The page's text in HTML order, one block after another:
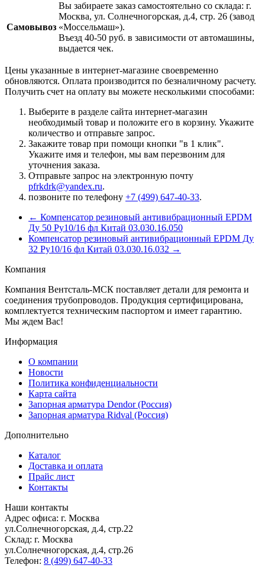
Самовывоз
Вы забираете заказ самостоятельно со склада: г.
Москва, ул. Солнечногорская, д.4, стр. 26 (завод
«Моссельмаш»).
Въезд 40-50 руб. в зависимости от автомашины,
выдается чек.
Цены указанные в интернет-магазине своевременно
обновляются. Оплата производится по безналичному расчету.
Получить счет на оплату вы можете несколькими способами:
Выберите в разделе сайта интернет-магазин
необходимый товар и положите его в корзину. Укажите
количество и отправьте запрос.
Закажите товар при помощи кнопки "в 1 клик".
Укажите имя и телефон, мы вам перезвоним для
уточнения заказа.
Отправьте запрос на электронную почту
pfrkdrk@yandex.ru.
позвоните по телефону +7 (499) 647-40-33.
← Компенсатор резиновый антивибрационный EPDM
Ду 50 Ру10/16 фл Китай 03.030.16.050
Компенсатор резиновый антивибрационный EPDM Ду
32 Ру10/16 фл Китай 03.030.16.032 →
Компания
Компания Вентсталь-МСК поставляет детали для ремонта и
соединения трубопроводов. Продукция сертифицирована,
комплектуется техническим паспортом и имеет гарантию.
Мы ждем Вас!
Информация
О компании
Новости
Политика конфиденциальности
Карта сайта
Запорная арматура Dendor (Россия)
Запорная арматура Ridval (Россия)
Дополнительно
Каталог
Доставка и оплата
Прайс лист
Контакты
Наши контакты
Адрес офиса: г. Москва
ул.Солнечногорская, д.4, стр.22
Склад: г. Москва
ул.Солнечногорская, д.4, стр.26
Телефон: 8 (499) 647-40-33